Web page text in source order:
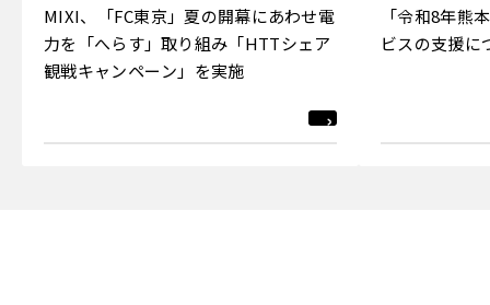
MIXI、「FC東京」夏の開幕にあわせ電
力を「へらす」取り組み「HTTシェア
観戦キャンペーン」を実施
「令和8年熊
ビスの支援に